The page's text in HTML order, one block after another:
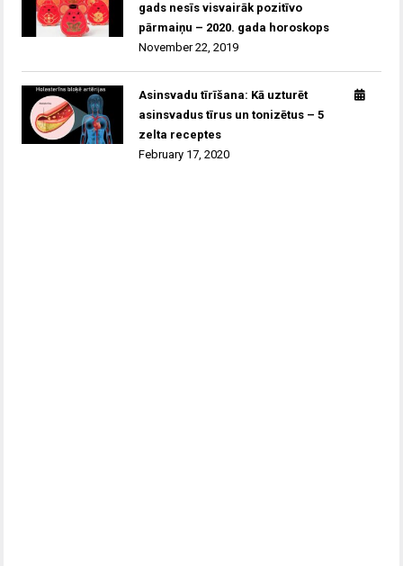
gads nesīs visvairāk pozitīvo
pārmaiņu – 2020. gada horoskops
November 22, 2019
Asinsvadu tīrīšana: Kā uzturēt
asinsvadus tīrus un tonizētus – 5
zelta receptes
February 17, 2020